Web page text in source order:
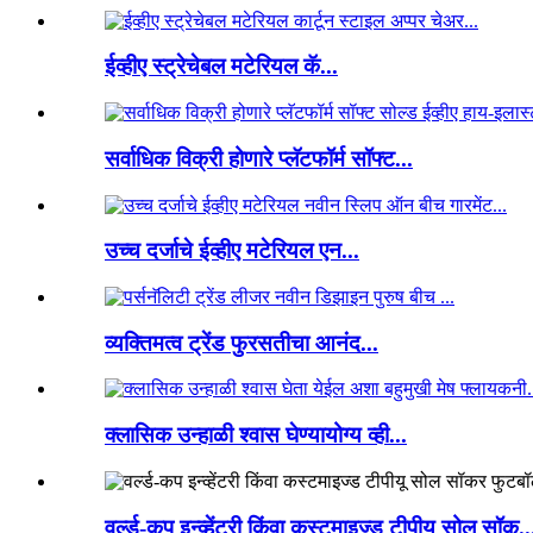
ईव्हीए स्ट्रेचेबल मटेरियल कॅ...
सर्वाधिक विक्री होणारे प्लॅटफॉर्म सॉफ्ट...
उच्च दर्जाचे ईव्हीए मटेरियल एन...
व्यक्तिमत्व ट्रेंड फुरसतीचा आनंद...
क्लासिक उन्हाळी श्वास घेण्यायोग्य व्ही...
वर्ल्ड-कप इन्व्हेंटरी किंवा कस्टमाइज्ड टीपीयू सोल